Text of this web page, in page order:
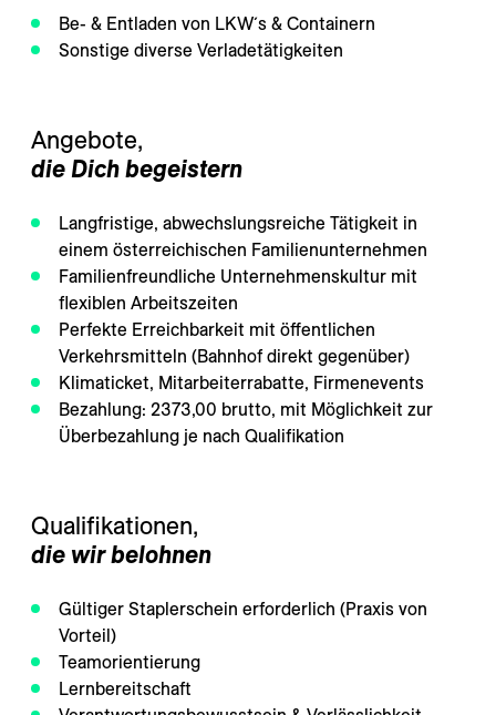
---
---
Be- & Entladen von LKW´s & Containern
Sonstige diverse Verladetätigkeiten
Angebote,
die Dich begeistern
Langfristige, abwechslungsreiche Tätigkeit in
einem österreichischen Familienunternehmen
Familienfreundliche Unternehmenskultur mit
flexiblen Arbeitszeiten
Perfekte Erreichbarkeit mit öffentlichen
Verkehrsmitteln (Bahnhof direkt gegenüber)
Klimaticket, Mitarbeiterrabatte, Firmenevents
Bezahlung: 2373,00 brutto, mit Möglichkeit zur
Überbezahlung je nach Qualifikation
Qualifikationen,
die wir belohnen
Gültiger Staplerschein erforderlich (Praxis von
Vorteil)
Teamorientierung
Lernbereitschaft